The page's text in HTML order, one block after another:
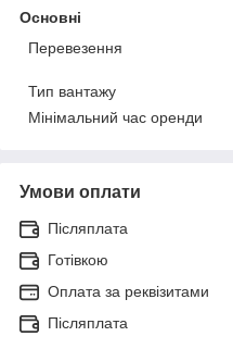
Основні
Перевезення
Тип вантажу
Мінімальний час оренди
Умови оплати
Післяплата
Готівкою
Оплата за реквізитами
Післяплата